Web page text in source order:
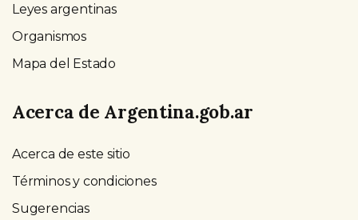
Leyes argentinas
Organismos
Mapa del Estado
Acerca de Argentina.gob.ar
Acerca de este sitio
Términos y condiciones
Sugerencias